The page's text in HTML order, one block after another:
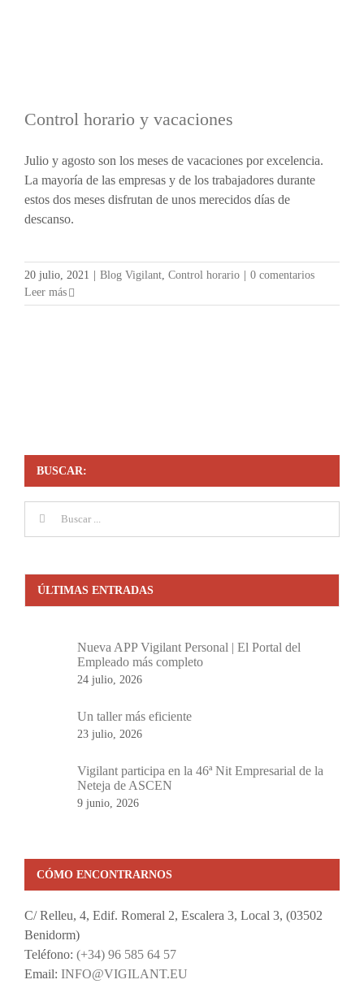
Control horario y vacaciones
Julio y agosto son los meses de vacaciones por excelencia.
La mayoría de las empresas y de los trabajadores durante
estos dos meses disfrutan de unos merecidos días de
descanso.
20 julio, 2021 Blog Vigilant, Control horario
0 comentarios
Leer más
BUSCAR:
ÚLTIMAS ENTRADAS
Nueva APP Vigilant Personal | El Portal del
Empleado más completo
24 julio, 2026
Un taller más eficiente
23 julio, 2026
Vigilant participa en la 46ª Nit Empresarial de la
Neteja de ASCEN
9 junio, 2026
CÓMO ENCONTRARNOS
C/ Relleu, 4, Edif. Romeral 2, Escalera 3, Local 3, (03502
Benidorm)
Teléfono: (+34) 96 585 64 57
Email: INFO@VIGILANT.EU